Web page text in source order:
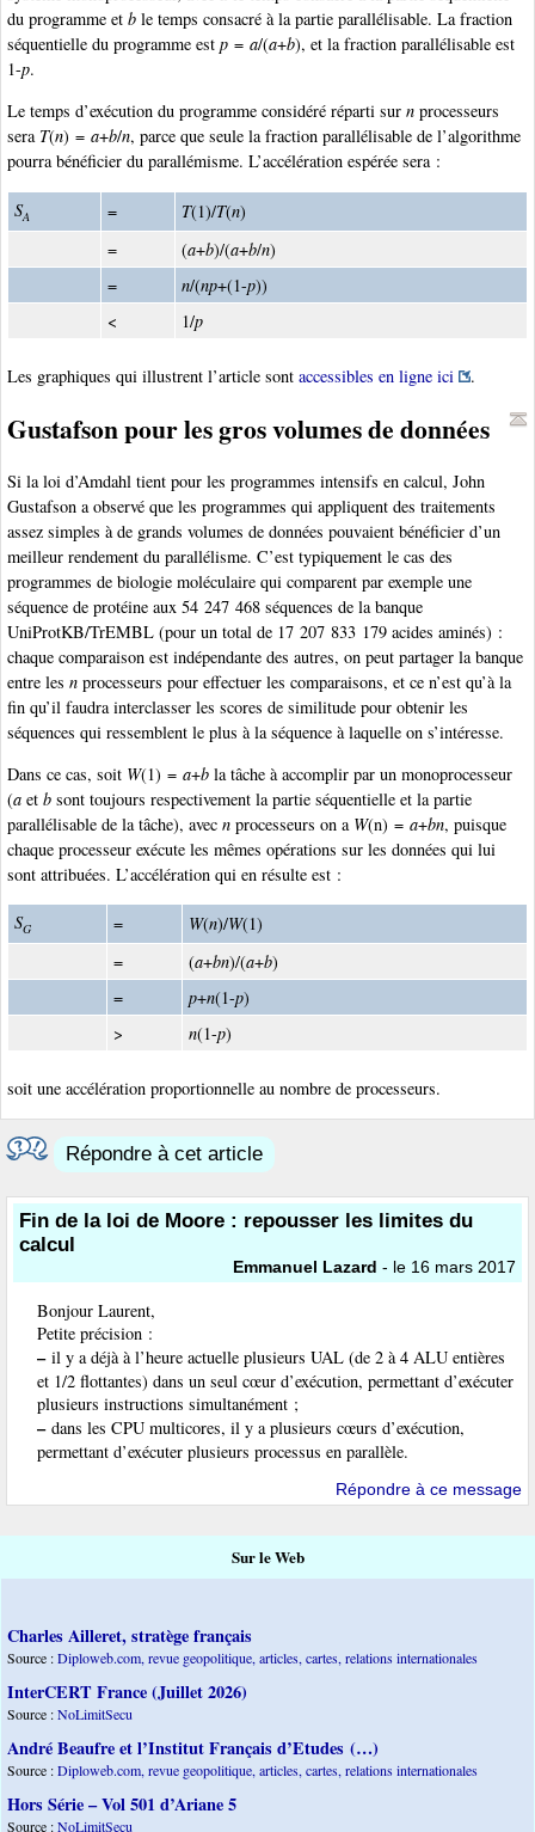
du programme et b le temps consacré à la partie parallélisable. La fraction
séquentielle du programme est p = a/(a+b), et la fraction parallélisable est
1-p.
Le temps d’exécution du programme considéré réparti sur n processeurs
sera T(n) = a+b/n, parce que seule la fraction parallélisable de l’algorithme
pourra bénéficier du parallémisme. L’accélération espérée sera :
SA = T(1)/T(n)
=
(a+b)/(a+b/n)
=
n/(np+(1-p))
<
1/p
Les graphiques qui illustrent l’article sont accessibles en ligne ici .
Gustafson pour les gros volumes de données
Si la loi d’Amdahl tient pour les programmes intensifs en calcul, John
Gustafson a observé que les programmes qui appliquent des traitements
assez simples à de grands volumes de données pouvaient bénéficier d’un
meilleur rendement du parallélisme. C’est typiquement le cas des
programmes de biologie moléculaire qui comparent par exemple une
séquence de protéine aux 54 247 468 séquences de la banque
UniProtKB/TrEMBL (pour un total de 17 207 833 179 acides aminés) :
chaque comparaison est indépendante des autres, on peut partager la banque
entre les n processeurs pour effectuer les comparaisons, et ce n’est qu’à la
fin qu’il faudra interclasser les scores de similitude pour obtenir les
séquences qui ressemblent le plus à la séquence à laquelle on s’intéresse.
Dans ce cas, soit W(1) = a+b la tâche à accomplir par un monoprocesseur
(a et b sont toujours respectivement la partie séquentielle et la partie
parallélisable de la tâche), avec n processeurs on a W(n) = a+bn, puisque
chaque processeur exécute les mêmes opérations sur les données qui lui
sont attribuées. L’accélération qui en résulte est :
SG = W(n)/W(1)
=
(a+bn)/(a+b)
=
p+n(1-p)
>
n(1-p)
soit une accélération proportionnelle au nombre de processeurs.
Répondre à cet article
Fin de la loi de Moore : repousser les limites du
calcul
Emmanuel Lazard - le 16 mars 2017
Bonjour Laurent,
Petite précision :
–il y a déjà à l’heure actuelle plusieurs UAL (de 2 à 4 ALU entières
et 1/2 flottantes) dans un seul cœur d’exécution, permettant d’exécuter
plusieurs instructions simultanément ;
–dans les CPU multicores, il y a plusieurs cœurs d’exécution,
permettant d’exécuter plusieurs processus en parallèle.
Répondre à ce message
Sur le Web
Charles Ailleret, stratège français
Source :Diploweb.com, revue geopolitique, articles, cartes, relations internationales
InterCERT France (Juillet 2026)
Source :NoLimitSecu
André Beaufre et l’Institut Français d’Etudes (…)
Source :Diploweb.com, revue geopolitique, articles, cartes, relations internationales
Hors Série – Vol 501 d’Ariane 5
Source :NoLimitSecu